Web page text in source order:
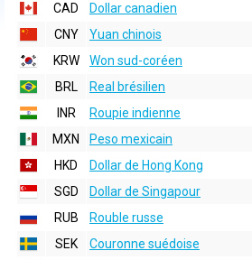
CAD
Dollar canadien
CNY
Yuan chinois
KRW
Won sud-coréen
BRL
Real brésilien
INR
Roupie indienne
MXN
Peso mexicain
HKD
Dollar de Hong Kong
SGD
Dollar de Singapour
RUB
Rouble russe
SEK
Couronne suédoise